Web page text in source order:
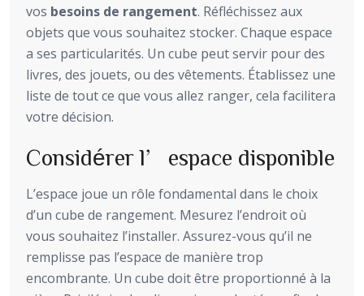
vos besoins de rangement. Réfléchissez aux
objets que vous souhaitez stocker. Chaque espace
a ses particularités. Un cube peut servir pour des
livres, des jouets, ou des vêtements. Établissez une
liste de tout ce que vous allez ranger, cela facilitera
votre décision.
Considérer l’espace disponible
L’espace joue un rôle fondamental dans le choix
d’un cube de rangement. Mesurez l’endroit où
vous souhaitez l’installer. Assurez-vous qu’il ne
remplisse pas l’espace de manière trop
encombrante. Un cube doit être proportionné à la